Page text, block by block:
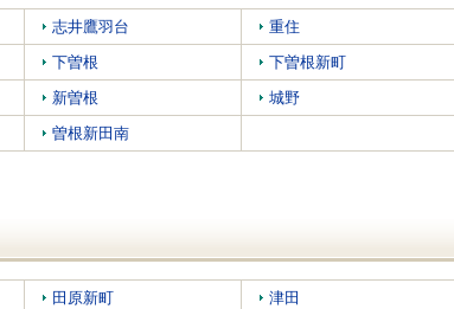
志井鷹羽台 重住
下曽根 下曽根新町
新曽根 城野
曽根新田南
田原新町 津田